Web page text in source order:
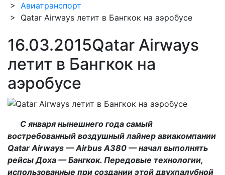
> Авиатранспорт
> Qatar Airways летит в Бангкок на аэробусе
16.03.2015Qatar Airways
летит в Бангкок на
аэробусе
С января нынешнего года самый
востребованный воздушный лайнер авиакомпании
Qatar Airways — Airbus A380 — начал выполнять
рейсы Доха — Бангкок. Передовые технологии,
использованные при создании этой двухпалубной